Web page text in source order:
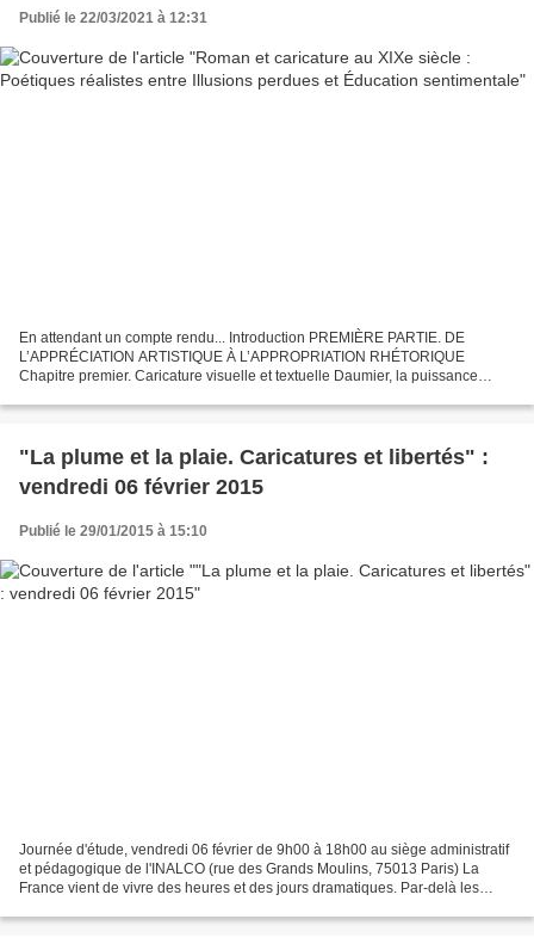
Publié le 22/03/2021 à 12:31
En attendant un compte rendu... Introduction PREMIÈRE PARTIE. DE
L’APPRÉCIATION ARTISTIQUE À L’APPROPRIATION RHÉTORIQUE
Chapitre premier. Caricature visuelle et textuelle Daumier, la puissance
"La plume et la plaie. Caricatures et libertés" :
vendredi 06 février 2015
Publié le 29/01/2015 à 15:10
Journée d'étude, vendredi 06 février de 9h00 à 18h00 au siège administratif
et pédagogique de l'INALCO (rue des Grands Moulins, 75013 Paris) La
France vient de vivre des heures et des jours dramatiques. Par-delà les